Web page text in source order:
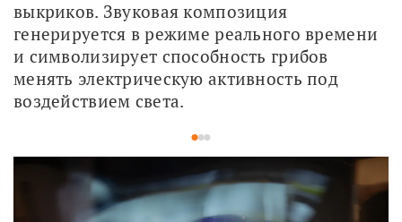
выкриков. Звуковая композиция
генерируется в режиме реального времени
и символизирует способность грибов
менять электрическую активность под
воздействием света.
123